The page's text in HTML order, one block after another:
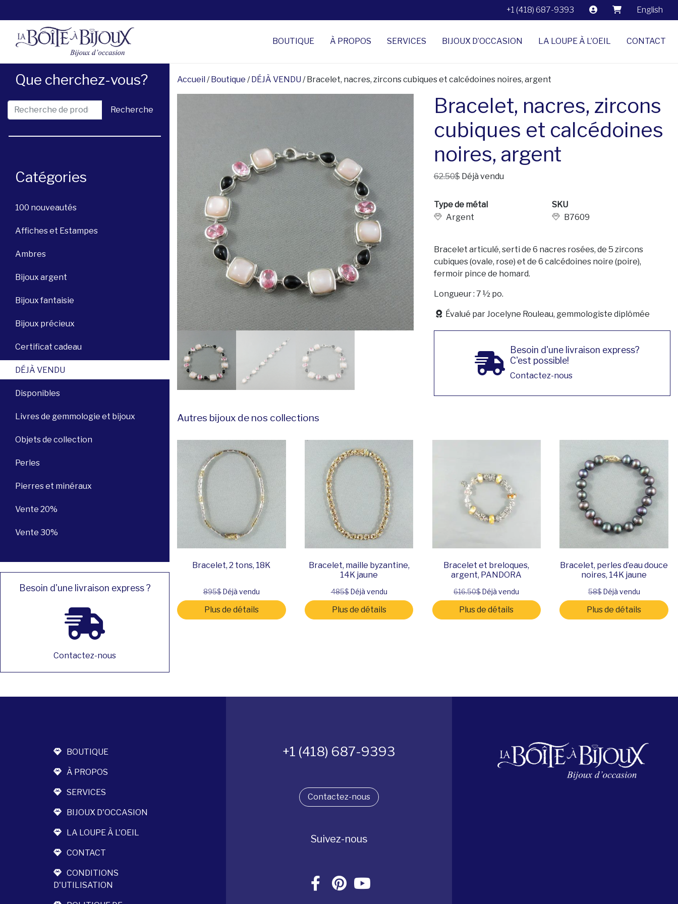
+1 (418) 687-9393 English
BOUTIQUE À PROPOS SERVICES BIJOUX D’OCCASION LA LOUPE À L’OEIL CONTACT
Que cherchez-vous?
Recherche pour : Recherche
Catégories
100 nouveautés
Affiches et Estampes
Ambres
Bijoux argent
Bijoux fantaisie
Bijoux précieux
Certificat cadeau
DÉJÀ VENDU
Disponibles
Livres de gemmologie et bijoux
Objets de collection
Perles
Pierres et minéraux
Vente 20%
Vente 30%
Besoin d'une livraison express ?
Contactez-nous
Accueil /Boutique /DÉJÀ VENDU / Bracelet, nacres, zircons cubiques et calcédoines noires, argent
Bracelet, nacres, zircons
cubiques et calcédoines
noires, argent
62.50$Déjà vendu
Type de métal
Argent
SKU
B7609
Bracelet articulé, serti de 6 nacres rosées, de 5 zircons
cubiques (ovale, rose) et de 6 calcédoines noire (poire),
fermoir pince de homard.
Longueur : 7 ½ po.
Évalué par Jocelyne Rouleau, gemmologiste diplômée
Besoin d'une livraison express?
C'est possible!
Contactez-nous
Autres bijoux de nos collections
Bracelet, 2 tons, 18K
895$Déjà vendu
Plus de détails
Bracelet, maille byzantine,
14K jaune
485$Déjà vendu
Plus de détails
Bracelet et breloques,
argent, PANDORA
616.50$Déjà vendu
Plus de détails
Bracelet, perles d’eau douce
noires, 14K jaune
58$Déjà vendu
Plus de détails
BOUTIQUE
À PROPOS
SERVICES
BIJOUX D'OCCASION
LA LOUPE À L'OEIL
CONTACT
CONDITIONS
D'UTILISATION
+1 (418) 687-9393
Contactez-nous
Suivez-nous